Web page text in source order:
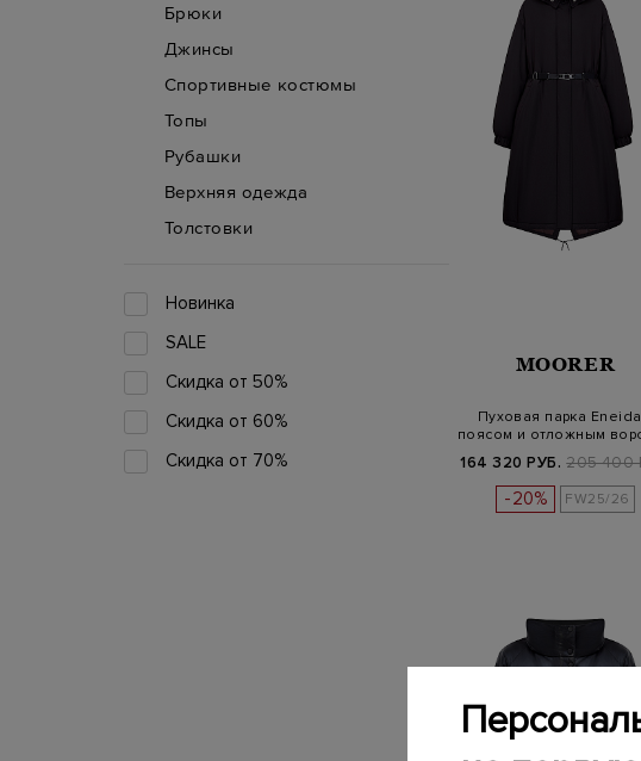
Брюки
Джинсы
Спортивные костюмы
Топы
Рубашки
Верхняя одежда
Толстовки
Новинка
SALE
Скидка от 50%
Скидка от 60%
Скидка от 70%
MOORER
Пуховая парка
поясом и отложным
164 320 РУБ. 205 400
-20% FW25/26